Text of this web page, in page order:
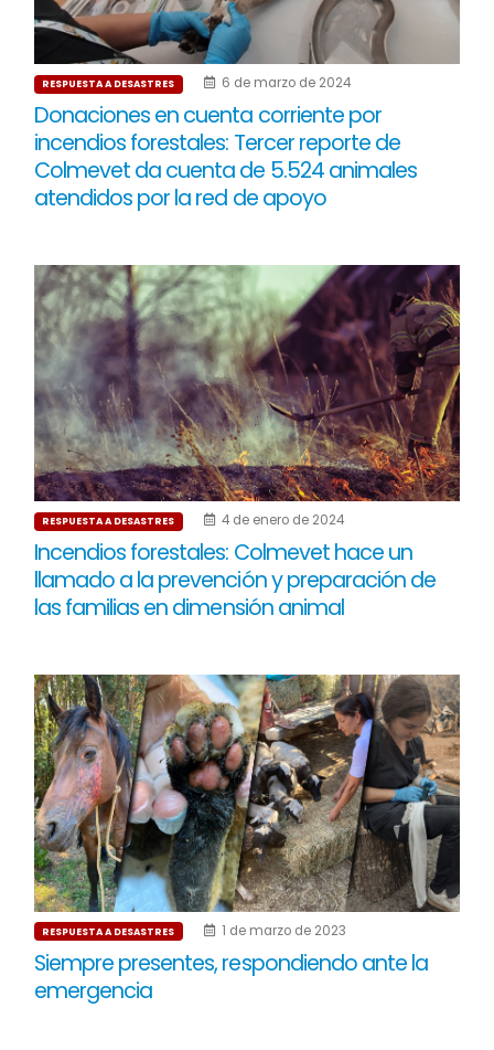
RESPUESTA A DESASTRES 6 de marzo de 2024
Donaciones en cuenta corriente por
incendios forestales: Tercer reporte de
Colmevet da cuenta de 5.524 animales
atendidos por la red de apoyo
RESPUESTA A DESASTRES 4 de enero de 2024
Incendios forestales: Colmevet hace un
llamado a la prevención y preparación de
las familias en dimensión animal
RESPUESTA A DESASTRES 1 de marzo de 2023
Siempre presentes, respondiendo ante la
emergencia